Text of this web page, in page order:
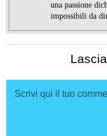
una passione
impossibili da